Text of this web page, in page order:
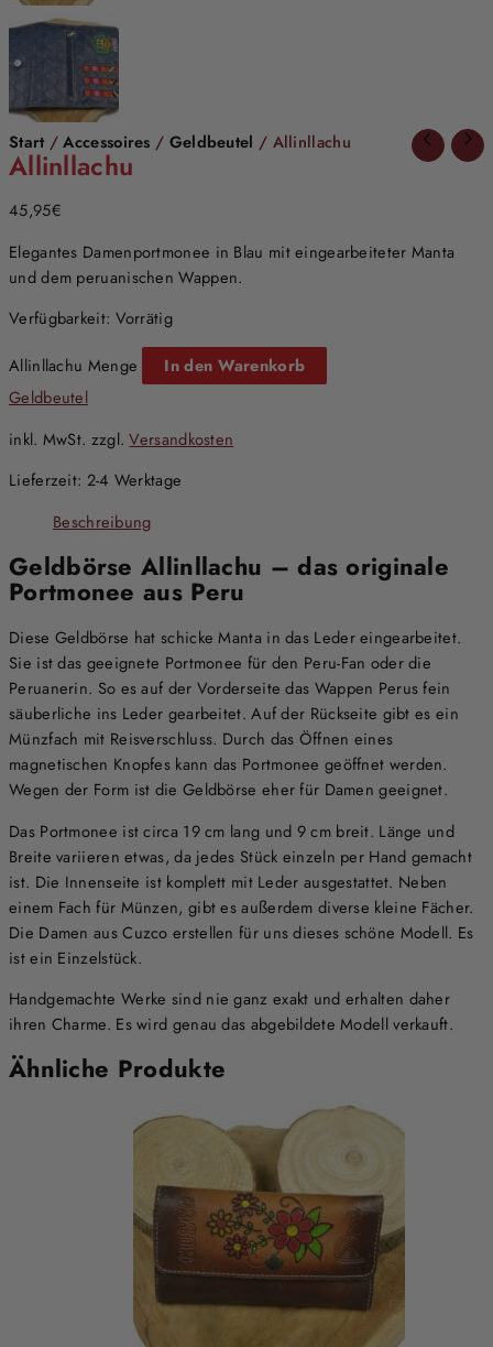
Start /Accessoires / Geldbeutel / Allinllachu
Allinllachu
45,95€
Elegantes Damenportmonee in Blau mit eingearbeiteter Manta
und dem peruanischen Wappen.
Verfügbarkeit: Vorrätig
Allinllachu Menge
In den Warenkorb
Geldbeutel
inkl. MwSt. zzgl.Versandkosten
Lieferzeit: 2-4 Werktage
Beschreibung
Geldbörse Allinllachu – das originale
Portmonee aus Peru
Diese Geldbörse hat schicke Manta in das Leder eingearbeitet.
Sie ist das geeignete Portmonee für den Peru-Fan oder die
Peruanerin. So es auf der Vorderseite das Wappen Perus fein
säuberliche ins Leder gearbeitet. Auf der Rückseite gibt es ein
Münzfach mit Reisverschluss. Durch das Öffnen eines
magnetischen Knopfes kann das Portmonee geöffnet werden.
Wegen der Form ist die Geldbörse eher für Damen geeignet.
Das Portmonee ist circa 19 cm lang und 9 cm breit. Länge und
Breite variieren etwas, da jedes Stück einzeln per Hand gemacht
ist. Die Innenseite ist komplett mit Leder ausgestattet. Neben
einem Fach für Münzen, gibt es außerdem diverse kleine Fächer.
Die Damen aus Cuzco erstellen für uns dieses schöne Modell. Es
ist ein Einzelstück.
Handgemachte Werke sind nie ganz exakt und erhalten daher
ihren Charme. Es wird genau das abgebildete Modell verkauft.
Ähnliche Produkte